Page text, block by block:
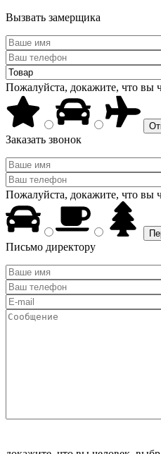
Вызвать замерщика
Пожалуйста, докажите, что вы
Заказать звонок
Пожалуйста, докажите, что вы
Письмо директору